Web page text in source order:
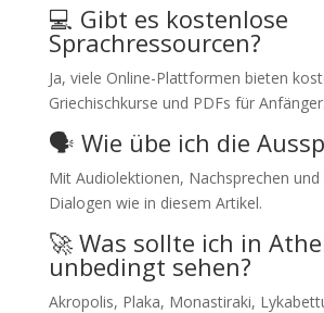
💻 Gibt es kostenlose
Sprachressourcen?
Ja, viele Online-Plattformen bieten
Griechischkurse und PDFs für Anfänger.
🗣 Wie übe ich die
Mit Audiolektionen, Nachsprechen und
Dialogen wie in diesem Artikel.
🚀 Was sollte ich in
unbedingt sehen?
Akropolis, Plaka, Monastiraki,